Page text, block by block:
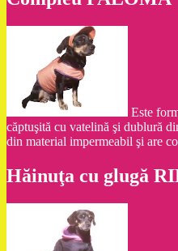
Este
căptuşită cu vatelină şi dublură
din material impermeabil şi are
Hăinuţa cu glugă